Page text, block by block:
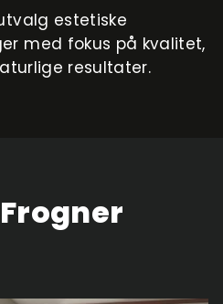
estetiske
med fokus på kvalitet,
resultater.